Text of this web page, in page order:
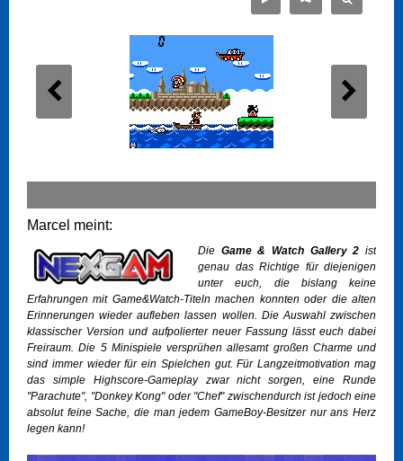
Marcel meint:
Die Game & Watch Gallery 2 ist
genau das Richtige für diejenigen
unter euch, die bislang keine
Erfahrungen mit Game&Watch-Titeln machen konnten oder die alten
Erinnerungen wieder aufleben lassen wollen. Die Auswahl zwischen
klassischer Version und aufpolierter neuer Fassung lässt euch dabei
Freiraum. Die 5 Minispiele versprühen allesamt großen Charme und
sind immer wieder für ein Spielchen gut. Für Langzeitmotivation mag
das simple Highscore-Gameplay zwar nicht sorgen, eine Runde
"Parachute", "Donkey Kong" oder "Chef" zwischendurch ist jedoch eine
absolut feine Sache, die man jedem GameBoy-Besitzer nur ans Herz
legen kann!